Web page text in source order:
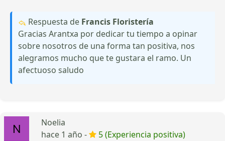
Respuesta de Francis Floristería
Gracias Arantxa por dedicar tu tiempo a opinar
sobre nosotros de una forma tan positiva, nos
alegramos mucho que te gustara el ramo. Un
afectuoso saludo
Noelia
hace 1 año -
5 (Experiencia positiva)